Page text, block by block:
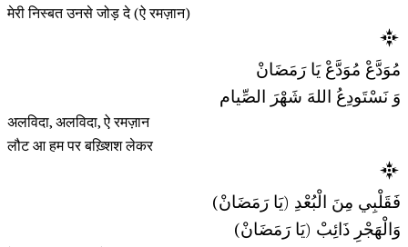
मेरी निस्बत उनसे जोड़ दे (ऐ रमज़ान)
مُوَدَّعْ مُوَدَّعْ يَا رَمَضَانْ
وَ نَسْتَودِعُ اللهَ شَهْرَ الصِّيام
अलविदा, अलविदा, ऐ रमज़ान
लौट आ हम पर बख़्शिश लेकर
فَقَلْبِي مِنَ الْبُعْدِ (يَا رَمَضَانْ)
وَالْهَجْرِ ذَائِبْ (يَا رَمَضَانْ)